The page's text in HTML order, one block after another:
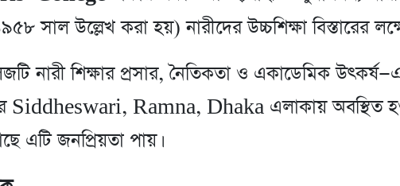
সাল উল্লেখ করা হয়) নারীদের উচ্চশিক্ষা বিস্তারের
নারী শিক্ষার প্রসার, নৈতিকতা ও একাডেমিক
Siddheswari, Ramna, Dhaka এলাকায় অবস্থিত
এটি জনপ্রিয়তা পায়।